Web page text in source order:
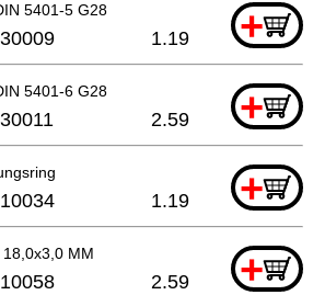
5401-5 G28 +
1.19
5401-6 G28 +
2.59
+
1.19
MM +
2.59